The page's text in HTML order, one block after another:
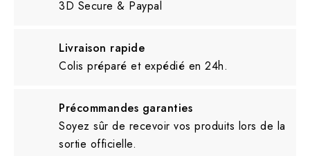
3D Secure & Paypal
Livraison rapide
Colis préparé et expédié en 24h.
Précommandes garanties
Soyez sûr de recevoir vos produits lors de la
sortie officielle.